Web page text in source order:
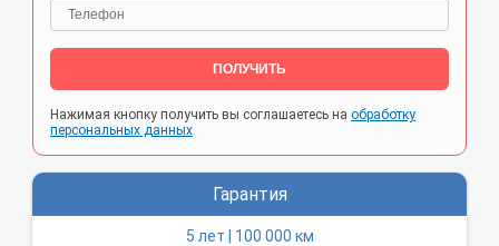
ПОЛУЧИТЬ
Нажимая кнопку получить вы соглашаетесь на обработку
персональных данных
Гарантия
5 лет | 100 000 км